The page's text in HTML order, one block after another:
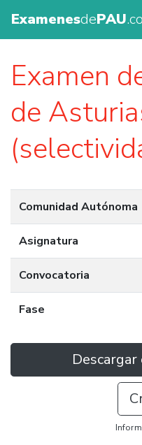
ExamenesdePAU
Examen
de
Comunidad Autónoma
Asignatura
Convocatoria
Fase